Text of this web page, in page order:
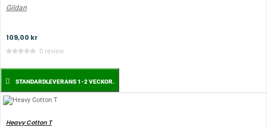
Gildan
109,00 kr
0 review
STANDARDLEVERANS 1-2 VECKOR.
Heavy Cotton T